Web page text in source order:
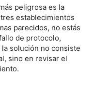
peligrosa es la
establecimientos
parecidos, no estás
de protocolo,
solución no consiste
sino en revisar el